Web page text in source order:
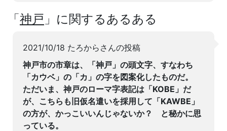
「神戸 」に関するあるある
2021/10/18 たろからさんの投稿
神戸市の市章は、「神戸」の頭文字、すなわち
「カウベ」の「カ」の字を図案化したものだ。
ただいま、神戸のローマ字表記は「KOBE」だ
が、こちらも旧仮名遣いを採用して「KAWBE」
の方が、かっこいいんじゃないか？ と秘かに思
っている。